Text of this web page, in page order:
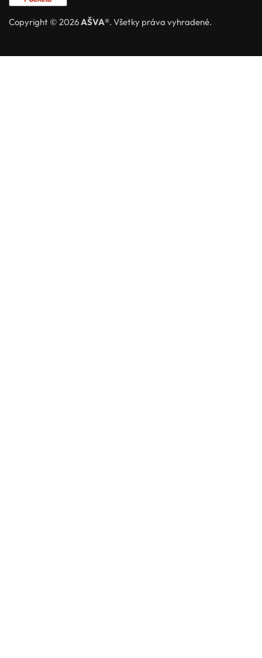
Copyright © 2026AŠVA®. Všetky práva vyhradené.